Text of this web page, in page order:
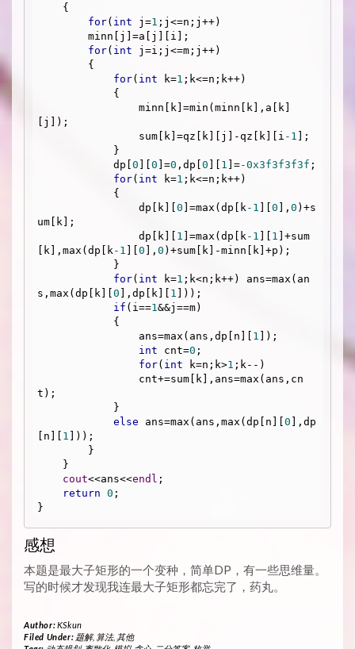
for( int j=1 ;j<=n;j++)
for( int j=i;j<=m;j++)
for( int k=1 ;k<=n;k++)
[j]);
                sum[k]=qz[k][j]-qz[k][i
-1
];
            dp[
0 0 ]=0 ,dp[ 0 1 ]=-0x3f3f3f3f ;
for( int k=1 ;k<=n;k++)
                dp[k][
0 ]=max(dp[k -1 0 ], 0 )+s
um[k];
                dp[k][
1 ]=max(dp[k -1 1
]+sum
[k],max(dp[k -1 0 ], 0 )+sum[k]-minn[k]+p);
for( int k=1 ;k<n;k++) ans=max(an
s,max(dp[k][ 0 ],dp[k][ 1
]));
if (i==1 &&j==m)
                ans=max(ans,dp[n][
1
]);
int cnt=0 ;
for( int k=n;k>1 ;k--)
t);
else ans=max(ans,max(dp[n][ 0 ],dp
[n][ 1
]));
cout<<ans<<endl ;
return 0 ;
感想
本题是最大子矩形的一个变种，简单DP，有一些思维量。
写的时候才发现我连最大子矩形都忘完了，药丸。
Author:KSkun
Filed Under: 题解, 算法, 其他